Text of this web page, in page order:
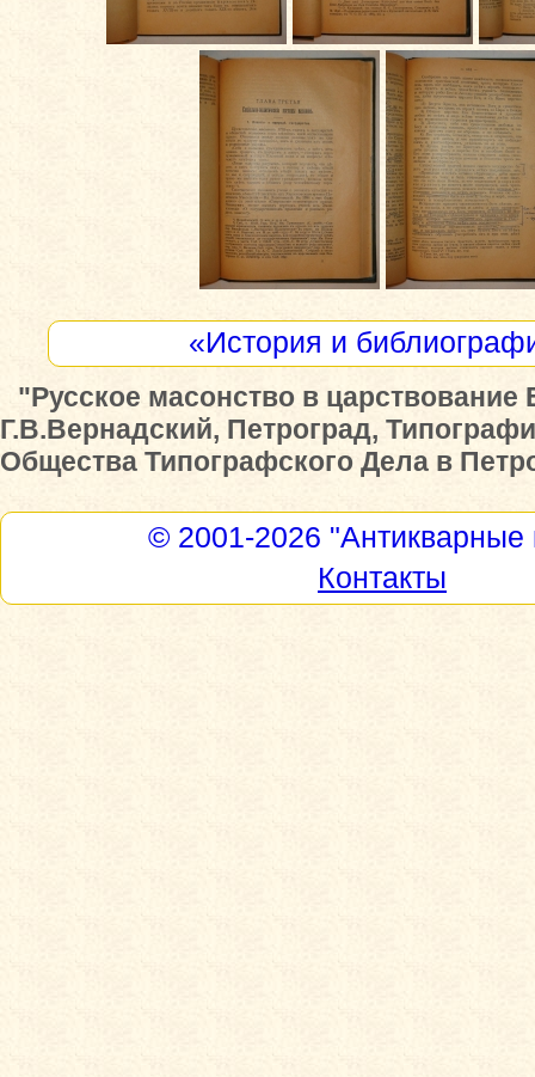
«История и
"Русское масонство в царствование
Г.В.Вернадский, Петроград,
Общества Типографского Дела в
© 2001-2026 "Антикварные
Контакты